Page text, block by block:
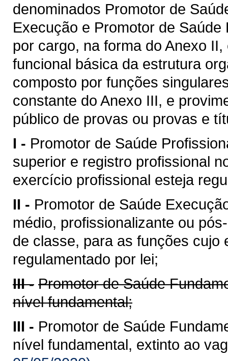
denominados Promotor de
Execução e Promotor de
por cargo, na forma do Anexo
funcional básica da estrutura
composto por funções
constante do Anexo III, e
público de provas ou provas e
I - Promotor de Saúde
superior e registro profissional
exercício profissional esteja
II - Promotor de Saúde
médio, profissionalizante ou
de classe, para as funções cujo
regulamentado por lei;
III - Promotor de Saúde
nível fundamental;
III - Promotor de Saúde
nível fundamental, extinto ao